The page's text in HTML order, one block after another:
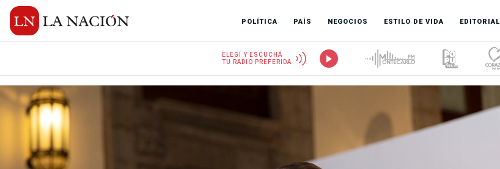
POLÍTICA PAÍS NEGOCIOS ESTILO DE VIDA EDITORIAL
ELEGÍ Y ESCUCHÁ
TU RADIO PREFERIDA